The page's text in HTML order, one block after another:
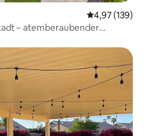
4,97 (139)
– atemberaubender